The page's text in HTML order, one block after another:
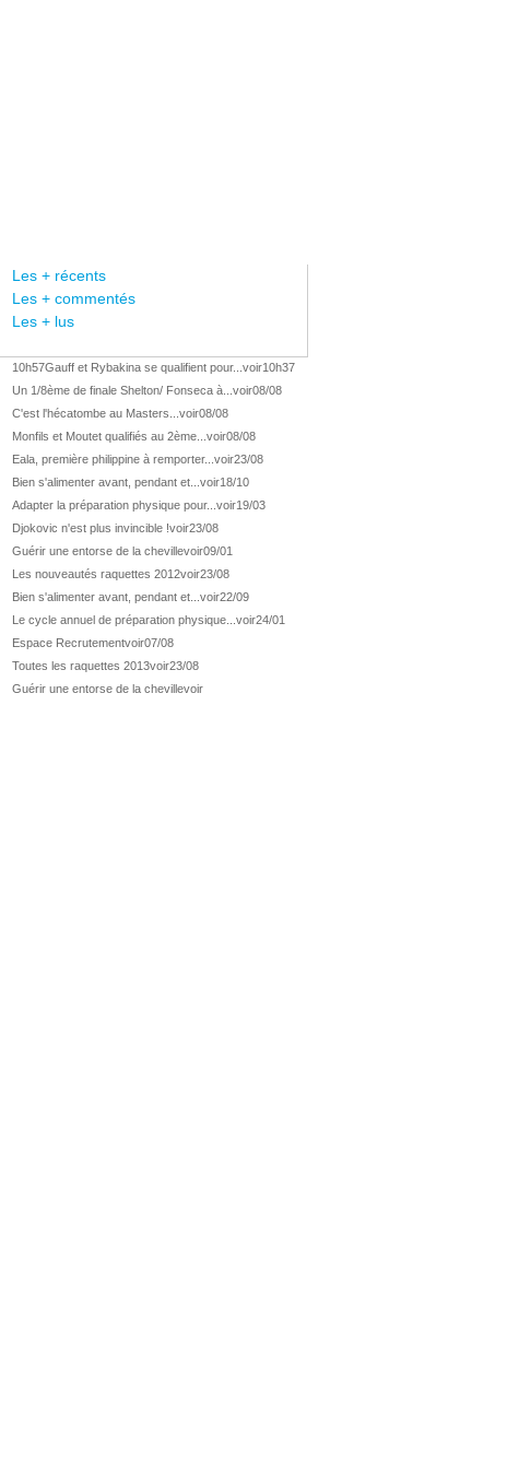
Les + récents
Les + commentés
Les + lus
10h57Gauff et Rybakina se qualifient pour... voir10h37
Un 1/8ème de finale Shelton/ Fonseca à... voir08/08
C'est l'hécatombe au Masters... voir08/08
Monfils et Moutet qualifiés au 2ème... voir08/08
Eala, première philippine à remporter... voir23/08
Bien s'alimenter avant, pendant et... voir18/10
Adapter la préparation physique pour... voir19/03
Djokovic n'est plus invincible !voir23/08
Guérir une entorse de la chevillevoir09/01
Les nouveautés raquettes 2012voir23/08
Bien s'alimenter avant, pendant et... voir22/09
Le cycle annuel de préparation physique... voir24/01
Espace Recrutementvoir07/08
Toutes les raquettes 2013voir23/08
Guérir une entorse de la chevillevoir